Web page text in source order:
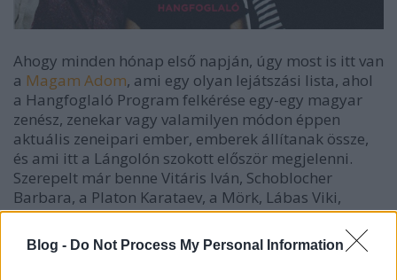
Blog - Do Not Process My Personal Information
Ahogy minden hónap első napján, úgy most is itt van
a Magam Adom, ami egy olyan lejátszási lista, ahol
a Hangfoglaló Program felkérése egy-egy magyar
zenész, zenekar vagy valamilyen módon éppen
aktuális zeneipari ember, emberek állítanak össze,
és ami itt a Lángolón szokott először megjelenni.
Szerepelt már benne Vitáris Iván, Schoblocher
Barbara, a Platon Karataev, a Mörk, Lábas Viki,
Somló Dani és Horváth Renátó, a BUSH - Budapest
Showcase Hub szervezői, Szendrői Csaba, az Elefánt
énekese a Carson Coma zenekar is, és volt két